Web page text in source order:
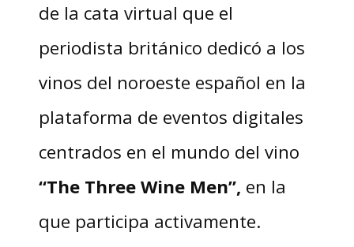
de la cata virtual que el
periodista británico dedicó a los
vinos del noroeste español en la
plataforma de eventos digitales
centrados en el mundo del vino
“The Three Wine Men”, en la
que participa activamente.